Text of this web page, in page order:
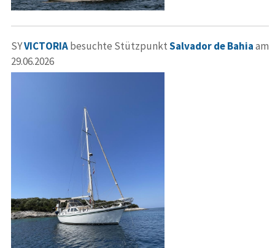
SYVICTORIAbesuchte StützpunktSalvador de Bahiaam
29.06.2026